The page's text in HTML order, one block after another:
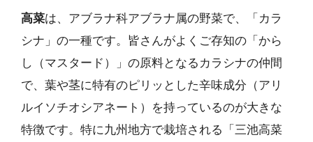
高菜は、アブラナ科アブラナ属の野菜で、「カラ
シナ」の一種です。皆さんがよくご存知の「から
し（マスタード）」の原料となるカラシナの仲間
で、葉や茎に特有のピリッとした辛味成分（アリ
ルイソチオシアネート）を持っているのが大きな
特徴です。特に九州地方で栽培される「三池高菜